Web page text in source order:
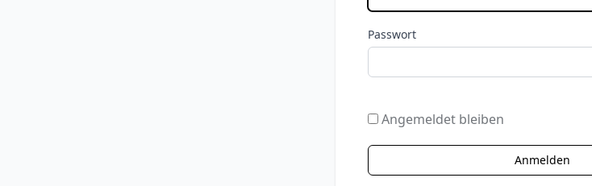
Passwort
Angemeldet bleiben